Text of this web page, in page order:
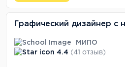
Графический дизайнер с
МИПО
4.4 (41 отзыв)